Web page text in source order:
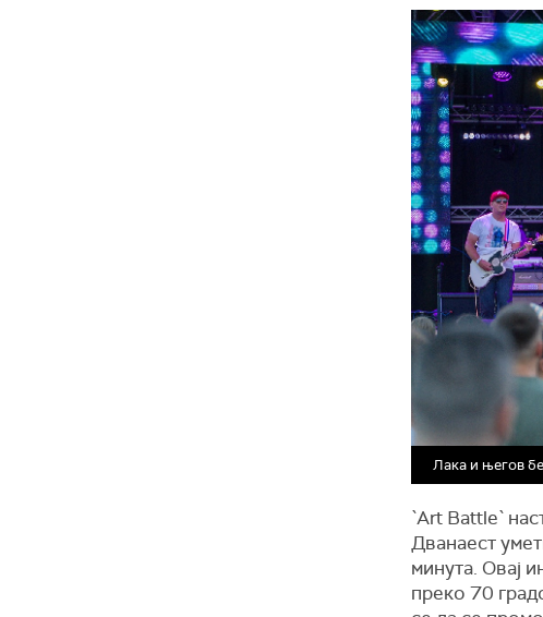
Лака и његов
`Аrt Battle`
Дванаест
минута. Овај
преко 70